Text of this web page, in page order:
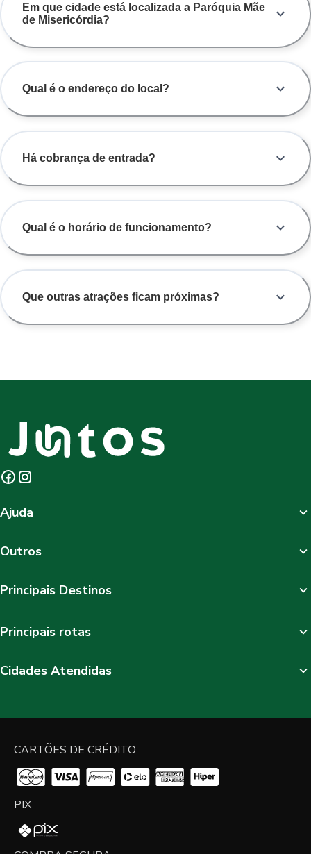
Em que cidade está localizada a Paróquia Mãe
de Misericórdia?
Qual é o endereço do local?
Há cobrança de entrada?
Qual é o horário de funcionamento?
Que outras atrações ficam próximas?
Ajuda
Outros
Principais Destinos
Principais rotas
Cidades Atendidas
CARTÕES DE CRÉDITO
PIX